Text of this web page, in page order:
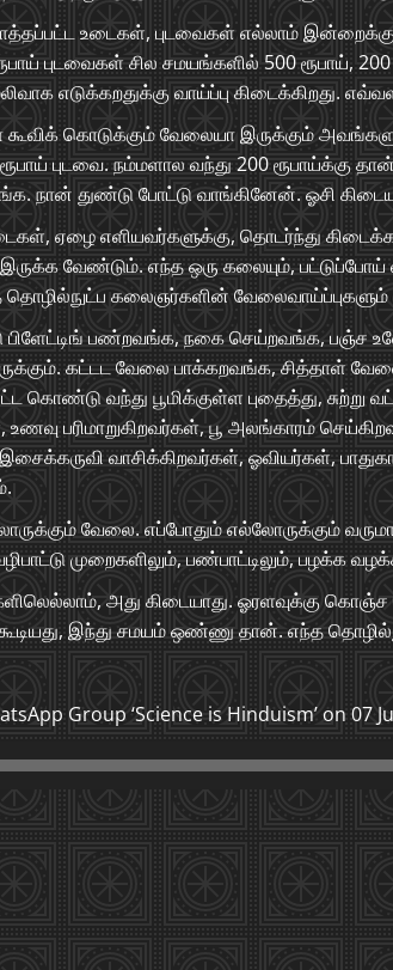
சாத்தப்பட்ட உடைகள், புடவைகள் எல்லாம்
புடவைகள் சில சமயங்களில் 500 ரூபாய்,
எடுக்கறதுக்கு வாய்ப்பு கிடைக்கிறது.
கொடுக்கும் வேலையா இருக்கும்
புடவை. நம்மளால வந்து 200 ரூபாய்க்கு
நான் துண்டு போட்டு வாங்கினேன். ஓசி
ஏழை எளியவர்களுக்கு, தொடர்ந்து
வேண்டும். எந்த ஒரு கலையும்,
கலைஞர்களின் வேலைவாய்ப்புகளும்
பண்றவங்க, நகை செய்றவங்க, பஞ்ச
கட்டட வேலை பாக்கறவங்க, சித்தாள்
கொண்டு வந்து பூமிக்குள்ள புதைத்து,
உணவு பரிமாறுகிறவர்கள், பூ அலங்காரம்
வாசிக்கிறவர்கள், ஓவியர்கள்,
வேலை. எப்போதும் எல்லோருக்கும்
முறைகளிலும், பண்பாட்டிலும், பழக்க
அது கிடையாது. ஓரளவுக்கு
இந்து சமயம் ஒண்ணு தான். எந்த
Group ‘Science is Hinduism’ on 07